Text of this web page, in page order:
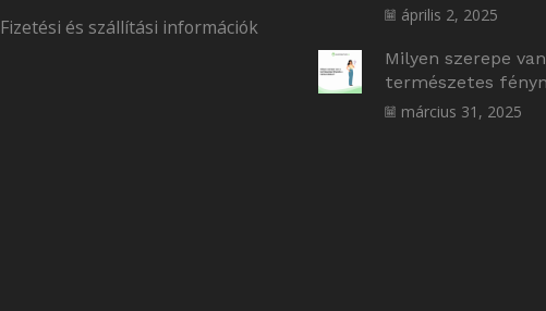
Fizetési és szállítási információk
április 2, 2025
Milyen szerepe
természetes
március 31, 2025